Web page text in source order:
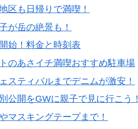
区も日帰りで満喫！
が岳の絶景も！
始！料金と時刻表
のあさイチ満喫おすすめ駐車場
スティバルまでデニムが激安！
公開をGWに親子で見に行こう！
マスキングテープまで！